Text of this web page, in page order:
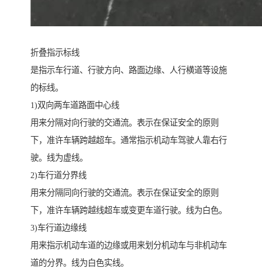
折叠指示标线
是指示车行道、行驶方向、路面边缘、人行横道等设施
的标线。
1)双向两车道路面中心线
用来分隔对向行驶的交通流。表示在保证安全的原则
下，准许车辆跨越超车。通常指示机动车驾驶人靠右行
驶。线为虚线。
2)车行道分界线
用来分隔同向行驶的交通流。表示在保证安全的原则
下，准许车辆跨越线超车或变更车道行驶。线为白色。
3)车行道边缘线
用来指示机动车道的边缘或用来划分机动车与非机动车
道的分界。线为白色实线。